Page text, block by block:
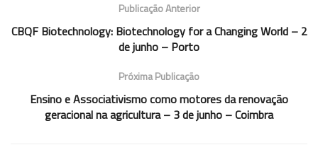
Publicação Anterior
CBQF Biotechnology: Biotechnology for a Changing World – 2
de junho – Porto
Próxima Publicação
Ensino e Associativismo como motores da renovação
geracional na agricultura – 3 de junho – Coimbra